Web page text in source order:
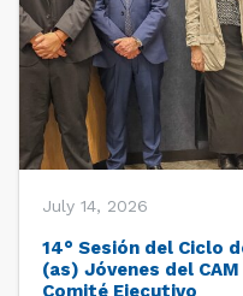
July 14, 2026
14° Sesión del Ciclo
(as) Jóvenes del
Comité Ejecutivo